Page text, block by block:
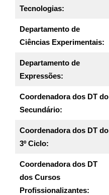
Tecnologias:
Departamento de
Ciências Experimentais:
Departamento de
Expressões:
Coordenadora dos DT do
Secundário:
Coordenadora dos DT do
3º Ciclo:
Coordenadora dos DT
dos Cursos
Profissionalizantes: